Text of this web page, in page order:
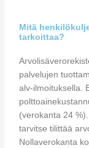
Mitä
tarkoittaa?
palvelujen
alv-ilmoituksella.
(verokanta 24
tarvitse tilittää
Nollaverokanta